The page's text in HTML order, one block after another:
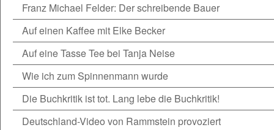
Franz Michael Felder: Der schreibende Bauer
Auf einen Kaffee mit Elke Becker
Auf eine Tasse Tee bei Tanja Neise
Wie ich zum Spinnenmann wurde
Die Buchkritik ist tot. Lang lebe die Buchkritik!
Deutschland-Video von Rammstein provoziert